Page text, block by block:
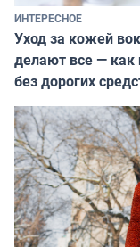
ИНТЕРЕСНОЕ
Уход за кожей
делают все — как
без дорогих